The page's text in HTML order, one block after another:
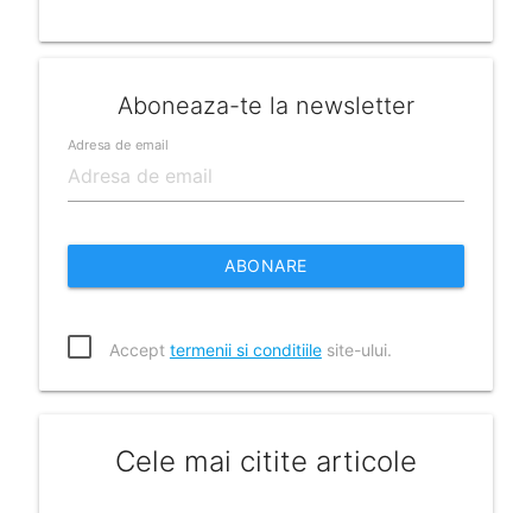
Aboneaza-te la newsletter
Adresa de email
ABONARE
Accept termenii si conditiilesite-ului.
Cele mai citite articole